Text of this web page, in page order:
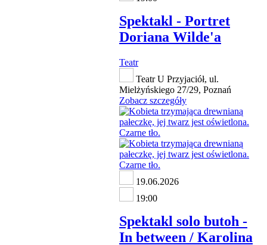
Spektakl - Portret
Doriana Wilde'a
Teatr
Teatr U Przyjaciół, ul.
Mielżyńskiego 27/29, Poznań
Zobacz szczegóły
19.06.2026
19:00
Spektakl solo butoh -
In between / Karolina